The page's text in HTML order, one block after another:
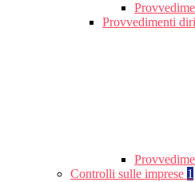
Provvedimenti
Controlli sulle imprese 1